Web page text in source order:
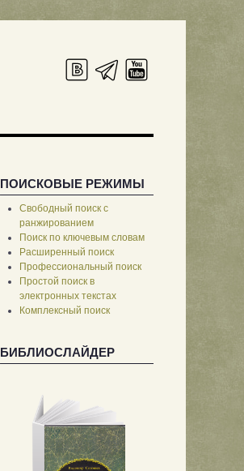
ПОИСКОВЫЕ РЕЖИМЫ
Свободный поиск с
ранжированием
Поиск по ключевым словам
Расширенный поиск
Профессиональный поиск
Простой поиск в
электронных текстах
Комплексный поиск
БИБЛИОСЛАЙДЕР